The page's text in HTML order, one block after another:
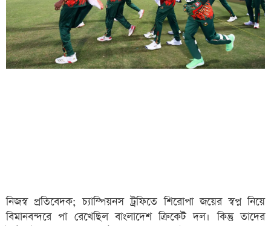
নিজস্ব প্রতিবেদক; চ্যাম্পিয়নস ট্রফিতে শিরোপা জয়ের স্বপ্ন নিয়ে
বিমানবন্দরে পা রেখেছিল বাংলাদেশ ক্রিকেট দল। কিন্তু তাদের